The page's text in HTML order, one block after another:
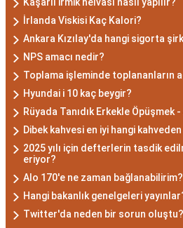
zekalarını ve keskin gözlem
kullanarak çözüm odaklıdırlar.
Akrep Burcu
Özellikleri: Güçlü
Karizmatik
Akrep burcu erkeği, genellikle
ve derin bir içsel güce
etkileyici kişilikleriyle dikkat
erkekleri, duygusal derinlikleri
Kaşarlı irmik helvası nasıl yapılır?
İrlanda Viskisi Kaç Kalori?
Ankara Kızılay'da hangi sigorta
NPS amacı nedir?
Toplama işleminde toplananların
Hyundai i 10 kaç beygir?
Rüyada Tanıdık Erkekle Öpüşmek
Dibek kahvesi en iyi hangi kahveden
2025 yılı için defterlerin tasdik
eriyor?
Alo 170'e ne zaman bağlanabilirim?
Hangi bakanlık genelgeleri
Twitter'da neden bir sorun oluştu?